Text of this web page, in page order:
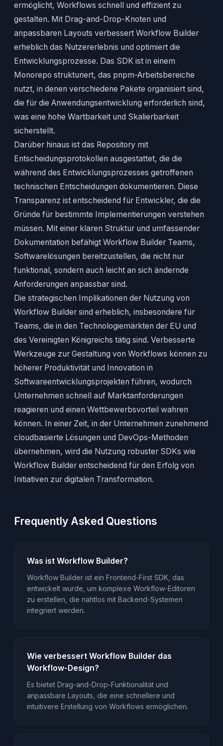
ermöglicht, Workflows schnell und effizient zu
gestalten. Mit Drag-and-Drop-Knoten und
anpassbaren Layouts verbessert Workflow Builder
erheblich das Nutzererlebnis und optimiert die
Entwicklungsprozesse. Das SDK ist in einem
Monorepo strukturiert, das pnpm-Arbeitsbereiche
nutzt, in denen verschiedene Pakete organisiert sind,
die für die Anwendungsentwicklung erforderlich sind,
was eine hohe Wartbarkeit und Skalierbarkeit
sicherstellt.
Darüber hinaus ist das Repository mit
Entscheidungsprotokollen ausgestattet, die die
während des Entwicklungsprozesses getroffenen
technischen Entscheidungen dokumentieren. Diese
Transparenz ist entscheidend für Entwickler, die die
Gründe für bestimmte Implementierungen verstehen
müssen. Mit einer klaren Struktur und umfassender
Dokumentation befähigt Workflow Builder Teams,
Softwarelösungen bereitzustellen, die nicht nur
funktional, sondern auch leicht an sich ändernde
Anforderungen anpassbar sind.
Die strategischen Implikationen der Nutzung von
Workflow Builder sind erheblich, insbesondere für
Teams, die in den Technologiemärkten der EU und
des Vereinigten Königreichs tätig sind. Verbesserte
Werkzeuge zur Gestaltung von Workflows können zu
höherer Produktivität und Innovation in
Softwareentwicklungsprojekten führen, wodurch
Unternehmen schnell auf Marktanforderungen
reagieren und einen Wettbewerbsvorteil wahren
können. In einer Zeit, in der Unternehmen zunehmend
cloudbasierte Lösungen und DevOps-Methoden
übernehmen, wird die Nutzung robuster SDKs wie
Workflow Builder entscheidend für den Erfolg von
Initiativen zur digitalen Transformation.
Frequently Asked Questions
Was ist Workflow Builder?
Workflow Builder ist ein Frontend-First SDK, das
entwickelt wurde, um komplexe Workflow-Editoren
zu erstellen, die nahtlos mit Backend-Systemen
integriert werden.
Wie verbessert Workflow Builder das
Workflow-Design?
Es bietet Drag-and-Drop-Funktionalität und
anpassbare Layouts, die eine schnellere und
intuitivere Erstellung von Workflows ermöglichen.